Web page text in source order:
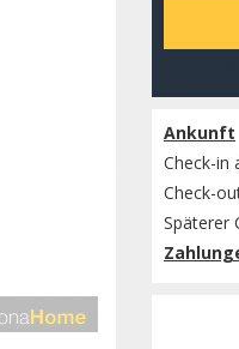
Ankunft
Check-in
Check-
Späterer